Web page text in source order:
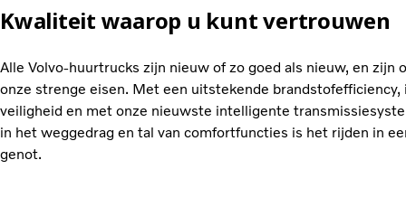
Kwaliteit waarop u kunt vertrouwen
Alle Volvo-huurtrucks zijn nieuw of zo goed als nieuw, en zijn
onze strenge eisen. Met een uitstekende brandstofefficiency,
veiligheid en met onze nieuwste intelligente
in het weggedrag en tal van comfortfuncties is het rijden in
genot.